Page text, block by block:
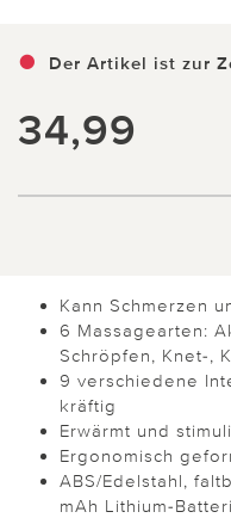
Der Artikel ist zur
34,99
Kann Schmerzen
6 Massagearten:
Schröpfen, Knet-,
9 verschiedene
kräftig
Erwärmt und
Ergonomisch
ABS/Edelstahl,
mAh Lithium-